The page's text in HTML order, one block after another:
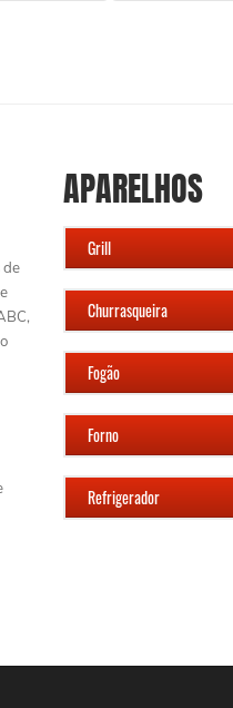
de
APARELHOS
Grill
Churrasqueira
Fogão
Forno
Refrigerador